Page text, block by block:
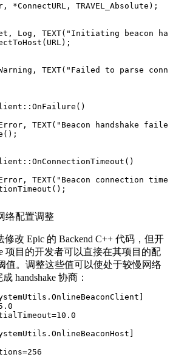
*ConnectURL, TRAVEL_Absolute);
Log, TEXT("Initiating beacon
TEXT("Failed to parse
TEXT("Beacon handshake
TEXT("Beacon connection
络配置调整
改 Epic 的 Backend C++ 代码，但开
项目的开发者可以直接在其项目的配
值。调整这些值可以使处于较慢网络
handshake 协商：